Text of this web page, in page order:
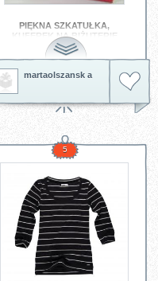
PIĘKNA SZKATUŁKA,
KUFEREK NA BIŻUTERIĘ
cacko
koniecznie duży i czerwony :)
martaolszansk a
5